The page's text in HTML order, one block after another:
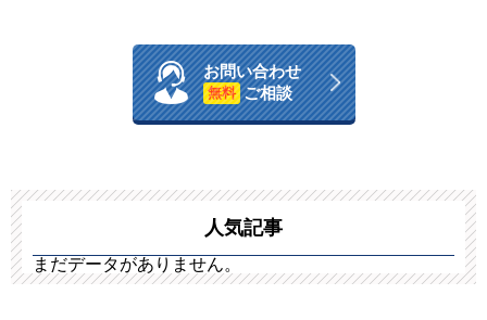
お問い合わせ
無料 ご相談
人気記事
まだデータがありません。